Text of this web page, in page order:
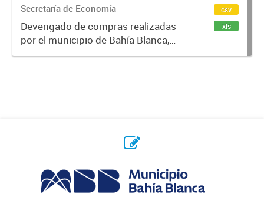
Secretaría de Economía
Devengado de compras realizadas
por el municipio de Bahía Blanca,
por año y proveedor. Un monto
csv
xls